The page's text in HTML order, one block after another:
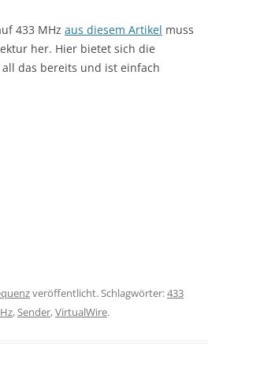
433 MHz aus diesem Artikel muss
her. Hier bietet sich die
das bereits und ist einfach
veröffentlicht. Schlagwörter:433
,Sender,VirtualWire.